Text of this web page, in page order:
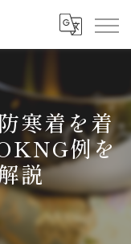
寒着を着
例を
説